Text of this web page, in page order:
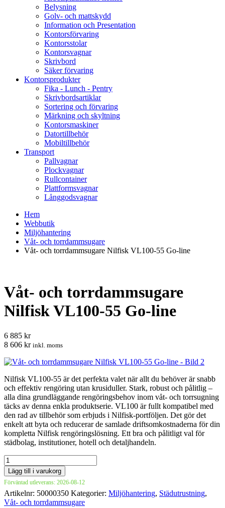
Belysning
Golv- och mattskydd
Information och Presentation
Kontorsförvaring
Kontorsstolar
Kontorsvagnar
Skrivbord
Säker förvaring
Kontorsprodukter
Fika - Lunch - Pentry
Skrivbordsartiklar
Sortering och förvaring
Märkning och skyltning
Kontorsmaskiner
Datortillbehör
Mobiltillbehör
Transport
Pallvagnar
Plockvagnar
Rullcontainer
Plattformsvagnar
Långgodsvagnar
Hem
Webbutik
Miljöhantering
Våt- och torrdammsugare
Våt- och torrdammsugare Nilfisk VL100-55 Go-line
Våt- och torrdammsugare
Nilfisk VL100-55 Go-line
6 885 kr
8 606 kr inkl. moms
Nilfisk VL100-55 är det perfekta valet när allt du behöver är snabb
och effektiv rengöring utan krusiduller. Stark, robust och pålitlig –
alla dina grundläggande rengöringsbehov inom våt- och torrsugning
täcks av denna enkla produktserie. VL100 är fullt kompatibel med
den rad av tillbehör som erbjuds i Nilfisk-portföljen. Det gör det
enkelt att byta och reducerar de samlade driftsomkostnaderna för din
kompletta Nilfisk rengöringslösning. Ett bra och pålitligt val för
städbolag, institutioner, hotell och detaljhandeln.
Våt-
och
torrdammsugare
Nilfisk
VL100-
55
Lägg till i varukorg
Förväntad utleverans: 2026-08-12
Artikelnr: 50000350 Kategorier: Miljöhantering, Städutrustning,
Våt- och torrdammsugare